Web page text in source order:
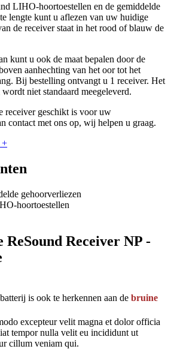
LIHO-hoortoestellen en de gemiddelde
lengte kunt u aflezen van uw huidige
de receiver staat in het rood of blauw de
kunt u ook de maat bepalen door de
aanhechting van het oor tot het
Bij bestelling ontvangt u 1 receiver. Het
niet standaard meegeleverd.
receiver geschikt is voor uw
contact met ons op, wij helpen u graag.
+
gehoorverliezen
hoortoestellen
ReSound Receiver NP -
is ook te herkennen aan de bruine
excepteur velit magna et dolor officia
tempor nulla velit eu incididunt ut
cillum veniam qui.